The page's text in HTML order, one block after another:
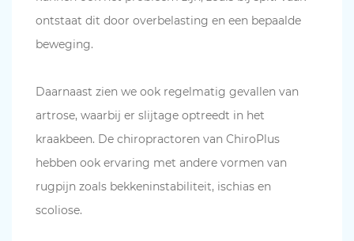
ontstaat dit door overbelasting en een bepaalde
beweging.
Daarnaast zien we ook regelmatig gevallen van
artrose, waarbij er slijtage optreedt in het
kraakbeen. De chiropractoren van ChiroPlus
hebben ook ervaring met andere vormen van
rugpijn zoals bekkeninstabiliteit, ischias en
scoliose.